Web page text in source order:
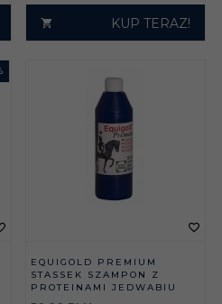
KUP TERAZ!
EQUIGOLD PREMIUM
STASSEK SZAMPON Z
PROTEINAMI JEDWABIU